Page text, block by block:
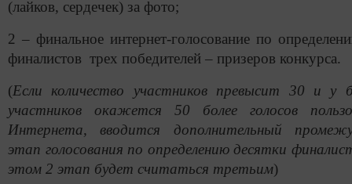
(лайков, сердечек) за фото;
2 – финальное интернет-голосование по
финалистов трех победителей – призеров конкурса.
(Если количество участников превысит 30 и у
участников окажется 50 более голосов
Интернета, вводится дополнительный
этап голосования по определению десятки
этом 2 этап будет считаться третьим)